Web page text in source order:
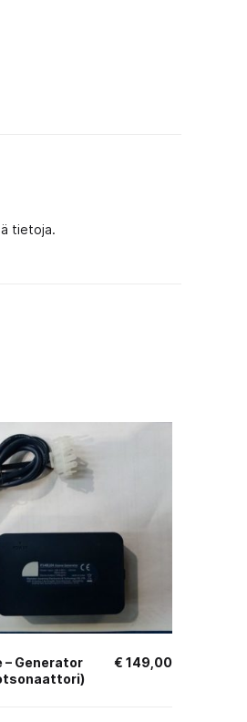
tietoja.
– Generator
€ 149,00